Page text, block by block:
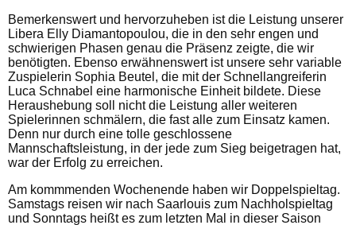
Bemerkenswert und hervorzuheben ist die Leistung unserer
Libera Elly Diamantopoulou, die in den sehr engen und
schwierigen Phasen genau die Präsenz zeigte, die wir
benötigten. Ebenso erwähnenswert ist unsere sehr variable
Zuspielerin Sophia Beutel, die mit der Schnellangreiferin
Luca Schnabel eine harmonische Einheit bildete. Diese
Heraushebung soll nicht die Leistung aller weiteren
Spielerinnen schmälern, die fast alle zum Einsatz kamen.
Denn nur durch eine tolle geschlossene
Mannschaftsleistung, in der jede zum Sieg beigetragen hat,
war der Erfolg zu erreichen.
Am kommmenden Wochenende haben wir Doppelspieltag.
Samstags reisen wir nach Saarlouis zum Nachholspieltag
und Sonntags heißt es zum letzten Mal in dieser Saison